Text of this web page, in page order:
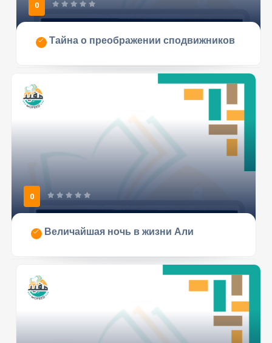
0
Тайна о преображении сподвижников
0
Величайшая ночь в жизни Али